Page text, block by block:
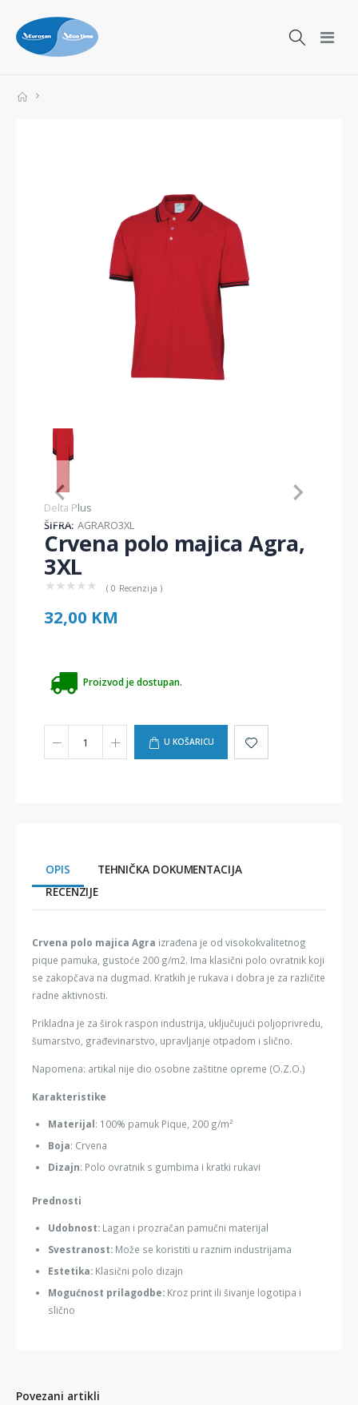
Item
1
of
1
Delta Plus
ŠIFRA: AGRARO3XL
Crvena polo majica Agra,
3XL
★ ★ ★ ★ ★ ( 0 Recenzija )
32,00 KM
Proizvod je dostupan.
U KOŠARICU
OPIS
TEHNIČKA DOKUMENTACIJA
RECENZIJE
Crvena polo majica Agra izrađena je od visokokvalitetnog
pique pamuka, gustoće 200 g/m2. Ima klasični polo ovratnik koji
se zakopčava na dugmad. Kratkih je rukava i dobra je za različite
radne aktivnosti.
Prikladna je za širok raspon industrija, uključujući poljoprivredu,
šumarstvo, građevinarstvo, upravljanje otpadom i slično.
Napomena: artikal nije dio osobne zaštitne opreme (O.Z.O.)
Karakteristike
Materijal: 100% pamuk Pique, 200 g/m²
Boja: Crvena
Dizajn: Polo ovratnik s gumbima i kratki rukavi
Prednosti
Udobnost: Lagan i prozračan pamučni materijal
Svestranost: Može se koristiti u raznim industrijama
Estetika: Klasični polo dizajn
Mogućnost prilagodbe: Kroz print ili šivanje logotipa i
slično
Povezani artikli